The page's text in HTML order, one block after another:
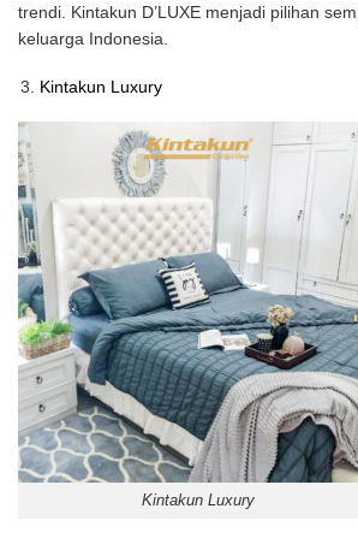
trendi. Kintakun D’LUXE menjadi pilihan
keluarga Indonesia.
Kintakun Luxury
Kintakun Luxury